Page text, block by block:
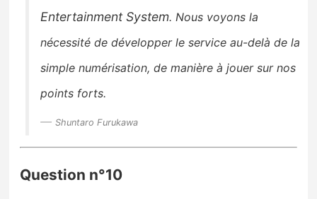
Entertainment System. Nous voyons la
nécessité de développer le service au-delà de la
simple numérisation, de manière à jouer sur nos
points forts.
Shuntaro Furukawa
Question n°10